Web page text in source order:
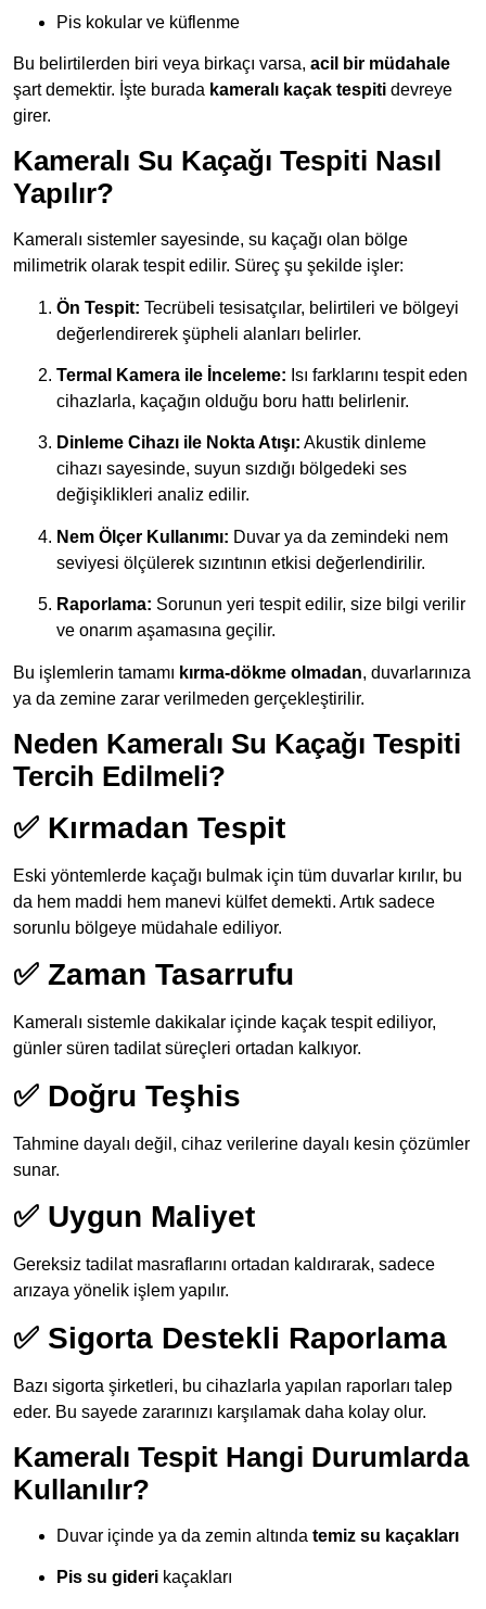
Pis kokular ve küflenme
Bu belirtilerden biri veya birkaçı varsa, acil bir müdahale
şart demektir. İşte burada kameralı kaçak tespiti devreye
girer.
Kameralı Su Kaçağı Tespiti Nasıl
Yapılır?
Kameralı sistemler sayesinde, su kaçağı olan bölge
milimetrik olarak tespit edilir. Süreç şu şekilde işler:
Ön Tespit: Tecrübeli tesisatçılar, belirtileri ve bölgeyi
değerlendirerek şüpheli alanları belirler.
Termal Kamera ile İnceleme: Isı farklarını tespit eden
cihazlarla, kaçağın olduğu boru hattı belirlenir.
Dinleme Cihazı ile Nokta Atışı: Akustik dinleme
cihazı sayesinde, suyun sızdığı bölgedeki ses
değişiklikleri analiz edilir.
Nem Ölçer Kullanımı: Duvar ya da zemindeki nem
seviyesi ölçülerek sızıntının etkisi değerlendirilir.
Raporlama: Sorunun yeri tespit edilir, size bilgi verilir
ve onarım aşamasına geçilir.
Bu işlemlerin tamamı kırma-dökme olmadan, duvarlarınıza
ya da zemine zarar verilmeden gerçekleştirilir.
Neden Kameralı Su Kaçağı Tespiti
Tercih Edilmeli?
✅ Kırmadan Tespit
Eski yöntemlerde kaçağı bulmak için tüm duvarlar kırılır, bu
da hem maddi hem manevi külfet demekti. Artık sadece
sorunlu bölgeye müdahale ediliyor.
✅ Zaman Tasarrufu
Kameralı sistemle dakikalar içinde kaçak tespit ediliyor,
günler süren tadilat süreçleri ortadan kalkıyor.
✅ Doğru Teşhis
Tahmine dayalı değil, cihaz verilerine dayalı kesin çözümler
sunar.
✅ Uygun Maliyet
Gereksiz tadilat masraflarını ortadan kaldırarak, sadece
arızaya yönelik işlem yapılır.
✅ Sigorta Destekli Raporlama
Bazı sigorta şirketleri, bu cihazlarla yapılan raporları talep
eder. Bu sayede zararınızı karşılamak daha kolay olur.
Kameralı Tespit Hangi Durumlarda
Kullanılır?
Duvar içinde ya da zemin altında temiz su kaçakları
Pis su gideri kaçakları